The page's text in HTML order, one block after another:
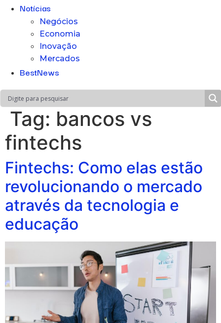
Notícias
Negócios
Economia
Inovação
Mercados
BestNews
Tag: bancos vs
fintechs
Fintechs: Como elas estão
revolucionando o mercado
através da tecnologia e
educação